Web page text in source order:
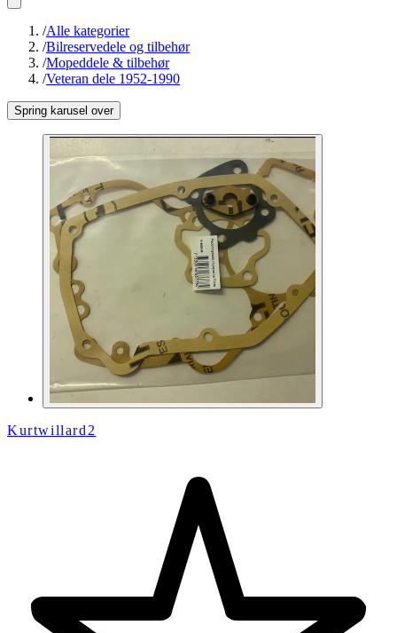
/Alle kategorier
/Bilreservedele og tilbehør
/Mopeddele & tilbehør
/Veteran dele 1952-1990
Spring karusel over
Kurtwillard2